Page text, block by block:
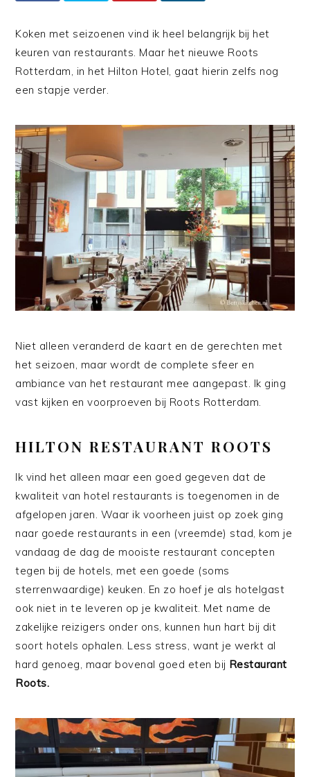
Koken met seizoenen vind ik heel belangrijk bij het
keuren van restaurants. Maar het nieuwe Roots
Rotterdam, in het Hilton Hotel, gaat hierin zelfs nog
een stapje verder.
Niet alleen veranderd de kaart en de gerechten met
het seizoen, maar wordt de complete sfeer en
ambiance van het restaurant mee aangepast. Ik ging
vast kijken en voorproeven bij Roots Rotterdam.
HILTON RESTAURANT ROOTS
Ik vind het alleen maar een goed gegeven dat de
kwaliteit van hotel restaurants is toegenomen in de
afgelopen jaren. Waar ik voorheen juist op zoek ging
naar goede restaurants in een (vreemde) stad, kom je
vandaag de dag de mooiste restaurant concepten
tegen bij de hotels, met een goede (soms
sterrenwaardige) keuken. En zo hoef je als hotelgast
ook niet in te leveren op je kwaliteit. Met name de
zakelijke reizigers onder ons, kunnen hun hart bij dit
soort hotels ophalen. Less stress, want je werkt al
hard genoeg, maar bovenal goed eten bij Restaurant
Roots.